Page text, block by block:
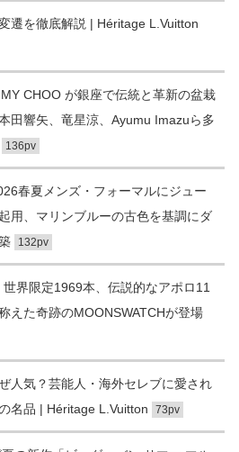
遷を徹底解説 | Héritage L.Vuitton
CHOO が銀座で伝統と革新の盆栽
田響矢、竜星涼、Ayumu Imazuら多
136pv
春夏メンズ・フォーマルにジュー
用、マリンブルーの古色を基調にダ
132pv
界限定1969本、伝説的なアポロ11
えた奇跡のMOONSWATCHが登場
人気？芸能人・海外セレブに愛され
名品 | Héritage L.Vuitton
73pv